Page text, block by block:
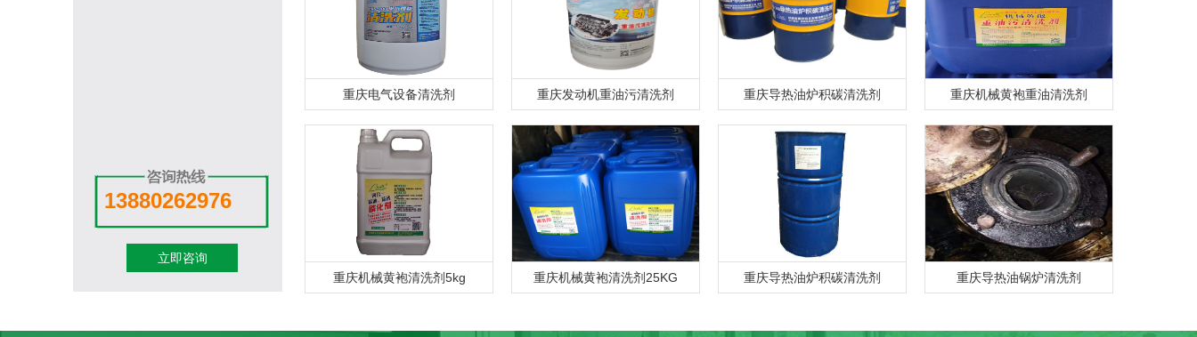
13880262976
立即咨询
重庆电气设备清洗剂 重庆发动机重油污清洗剂 重庆导热油炉积碳清洗剂 重庆机械黄袍重油清洗剂
重庆机械黄袍清洗剂5kg 重庆机械黄袍清洗剂25KG 重庆导热油炉积碳清洗剂 重庆导热油锅炉清洗剂